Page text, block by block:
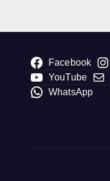
Facebook
YouTube
WhatsApp